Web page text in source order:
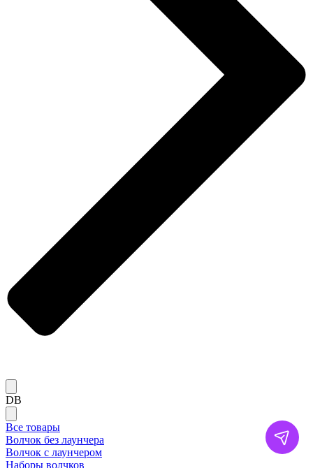
DB
Все товары
Волчок без лаунчера
Волчок с лаунчером
Наборы волчков